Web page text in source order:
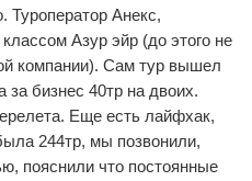
Туроператор Анекс,
Азур эйр (до этого не
компании). Сам тур вышел
за бизнес 40тр на двоих.
Еще есть лайфхак,
244тр, мы позвонили,
пояснили что постоянные